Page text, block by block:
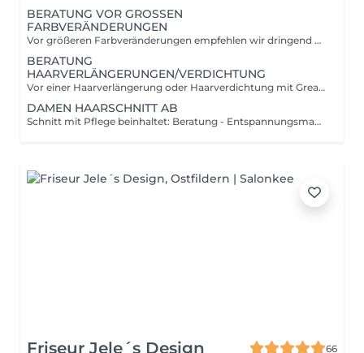
BERATUNG VOR GROSSEN
FARBVERÄNDERUNGEN
Vor größeren Farbveränderungen empfehlen wir dringend eine ausführliche Beratung vorab. Gerade bei aufwendigen Blondierungen, Balayage-Korrekturen, Farbkorrekturen oder starken Farbveränderungen ist es wichtig, die Ausgangssituation der Haare genau zu analysieren. In dieser Beratung besprechen wir gemeinsam: deine Wunschhaarfarbe und Ziele die Möglichkeiten und Grenzen deiner Haare den zeitlichen Aufwand die passende Technik und Pflege sowie die voraussichtlichen Kosten der Behandlung So schaffen wir eine professionelle und realistische Grundlage für ein hochwertiges Ergebnis und ausreichend Zeit für deinen Termin. Die Beratungsgebühr beträgt 60 €. Bei gleichzeitiger Buchung eines Farbdienstleistungstermins im Anschluss an die Beratung erhältst du einen Gutschein über 30 €, der bei deinem Termin angerechnet wird.
BERATUNG
HAARVERLÄNGERUNGEN/VERDICHTUNG
Vor einer Haarverlängerung oder Haarverdichtung mit Great Lengths empfehlen wir eine ausführliche persönliche Beratung vorab. Jede Haarstruktur, Haarmenge und Wunschveränderung ist individuell deshalb nehmen wir uns ausreichend Zeit, gemeinsam das passende Konzept für dich zu erstellen. In der Beratung besprechen wir unter anderem: deine Wünsche und Ziele die passende Methode (Tapes, Wefts oder Verdichtung) Haarlänge, Haarfarbe und Haarmenge Pflege, Haltbarkeit und Styling den zeitlichen Aufwand sowie die voraussichtlichen Kosten deiner Wunschveränderung So stellen wir sicher, dass deine Extensions perfekt zu deinem Eigenhaar und deinem Alltag passen und ein hochwertiges, natürliches Ergebnis erzielt wird. Wir arbeiten mit hochwertigen Haaren von Great Lengths für maximale Qualität, Tragekomfort und ein besonders natürliches Finish. Die Beratungsgebühr beträgt 60 €. Bei gleichzeitiger Buchung eines Extension- oder Verdichtungstermins im Anschluss an die Beratung erhältst du einen Gutschein über 30 €, der bei deinem Termin angerechnet wird.
DAMEN HAARSCHNITT AB
Schnitt mit Pflege beinhaltet: Beratung - Entspannungsmassage - Haarwäsche - Premium Intensivpflegemaske mit Conditioner - Rückenmassage am Waschbecken - Schnitt - Föhnen - Styling - Getränk Schnitt ohne Pflege beinhaltet: Beratung - Entspannungsmassage - Haarwäsche - Conditioner - Rückenmassage am Waschbecken- Schnit t- Föhen - Styling - Getränk Dies ist ein "ab" Preis und kann daher variieren
Friseur Jele´s Design 66